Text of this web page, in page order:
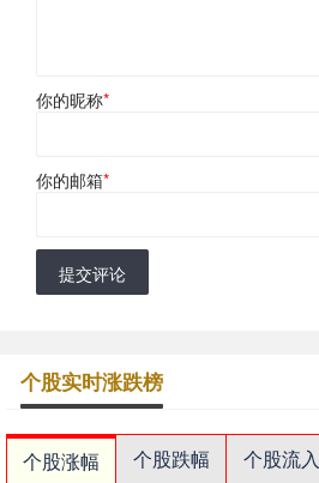
你的昵称*
你的邮箱*
提交评论
个股实时涨跌榜
个股涨幅 个股跌幅 个股流入